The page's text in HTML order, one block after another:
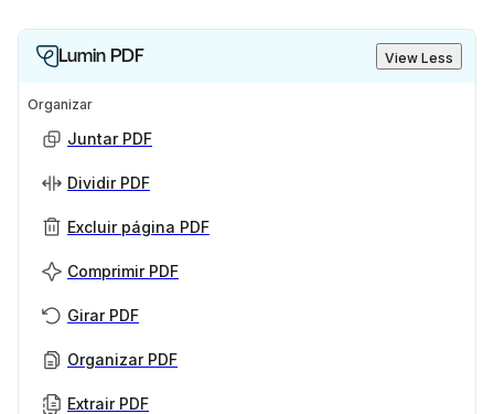
Lumin PDF View Less
Organizar
Juntar PDF
Dividir PDF
Excluir página PDF
Comprimir PDF
Girar PDF
Organizar PDF
Extrair PDF